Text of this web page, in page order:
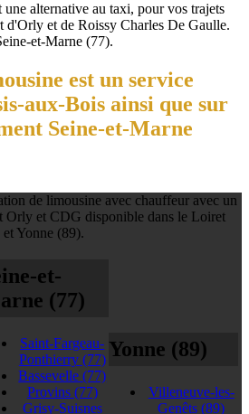
alternative au taxi, pour vos trajets
d'Orly et de Roissy Charles De Gaulle.
et-Marne (77).
est un service
aux-Bois ainsi que sur
Seine-et-Marne
de limousine avec chauffeur avec un
Orly et CDG disponible dans le Loiret
Yonne (89).
et-
(77)
Saint-Fargeau-
Ponthierry (77)
Bassevelle(77)
Provins (77)
Grisy-Suisnes
Yonne (89)
Villeneuve-les-
Genêts(89)